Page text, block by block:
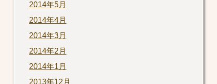
2014年5月
2014年4月
2014年3月
2014年2月
2014年1月
2013年12月